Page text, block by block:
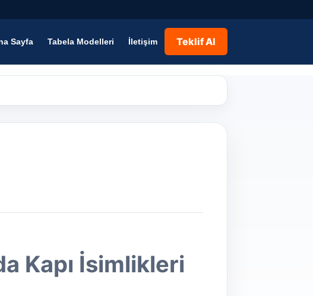
Sayfa Tabela Modelleri İletişim Teklif Al
Kapı İsimlikleri